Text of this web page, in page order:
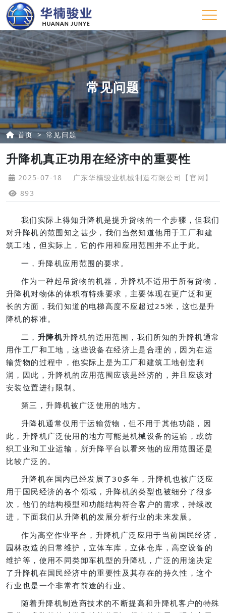
常见问题
首页 常见问题
升降机真正功用在经济中的重要性
2025-07-18
广东华楠骏业机械制造有限公司【官网】
893
我们实际上得知升降机是提升货物的一个步骤，但我们
对升降机的范围知之甚少，我们当然知道他用于工厂和建
筑工地，但实际上，它的作用和应用范围并不止于此。
一，升降机应用范围的要求。
作为一种起吊货物的机器，升降机不适用于所有货物，
升降机对物体的体积有特殊要求，主要体现在更广泛和更
长的方面，我们知道的电梯高度不应超过25米，这也是升
降机的标准。
二， 升降机升降机的适用范围，我们所知的升降机通常
用作工厂和工地，这些设备在经济上是合理的，因为在运
输货物的过程中，他实际上是为工厂和建筑工地创造利
润，因此，升降机的应用范围应该是经济的，并且应该对
安装位置进行限制。
第三，升降机被广泛使用的地方。
升降机通常仅用于运输货物，但不用于其他功能，因
此，升降机广泛使用的地方可能是机械设备的运输，或纺
织工业和工业运输，所升降平台以看来他的应用范围还是
比较广泛的。
升降机在国内已经发展了30多年，升降机也被广泛应
用于国民经济的各个领域，升降机的类型也被细分了很多
次，他们的结构模型和功能结构符合客户的需求，持续改
进，下面我们从升降机的发展分析行业的未来发展。
作为高空作业平台，升降机广泛应用于当前国民经济，
园林改造的日常维护，立体车库，立体仓库，高空设备的
维护等，使用不同类卸车机型的升降机，广泛的用途决定
了升降机在国民经济中的重要性及其存在的持久性，这个
行业也是一个非常有前途的行业。
随着升降机制造商技术的不断提高和升降机客户的特殊